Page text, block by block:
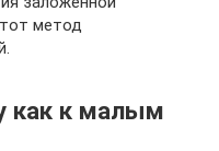
метод
как к малым